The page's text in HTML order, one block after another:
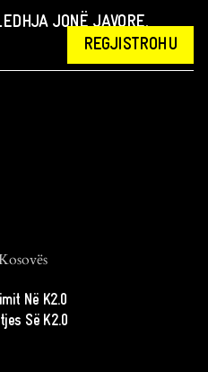
JONË JAVORE.
REGJISTROHU
Në K2.0
Së K2.0